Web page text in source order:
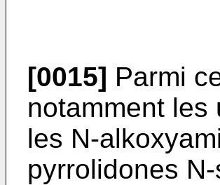
[0015] Parmi
notamment les
les N-
pyrrolidones